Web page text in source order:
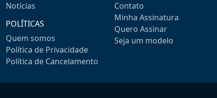
Notícias
POLÍTICAS
Quem somos
Política de Privacidade
Política de Cancelamento
Contato
Minha Assinatura
Quero Assinar
Seja um modelo